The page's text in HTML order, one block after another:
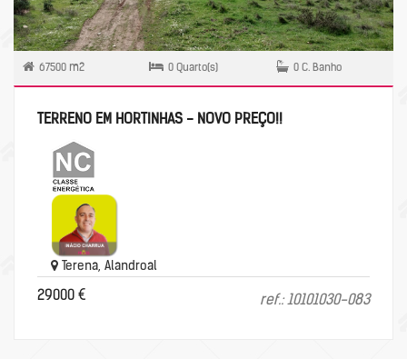
67500 m2 0 Quarto(s) 0 C. Banho
TERRENO EM HORTINHAS - NOVO PREÇO!!
Terena, Alandroal
29000 € ref.: 10101030-083